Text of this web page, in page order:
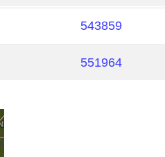
543859
551964